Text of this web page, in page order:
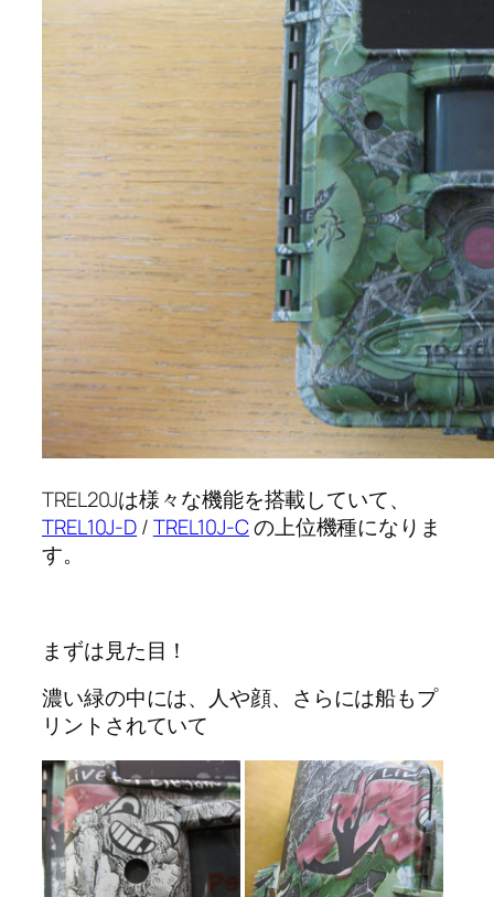
TREL20Jは様々な機能を搭載していて、
TREL10J-D/TREL10J-Cの上位機種になりま
す。
まずは見た目！
濃い緑の中には、人や顔、さらには船もプ
リントされていて